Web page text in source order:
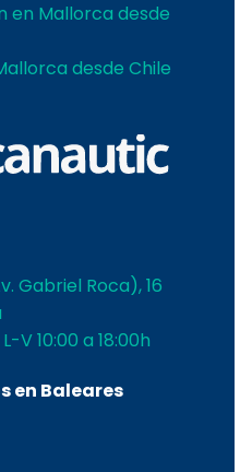
en Mallorca desde
desde Chile
Gabriel Roca), 16
V 10:00 a 18:00h
en Baleares